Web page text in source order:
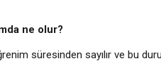
ne olur?
süresinden sayılır ve bu